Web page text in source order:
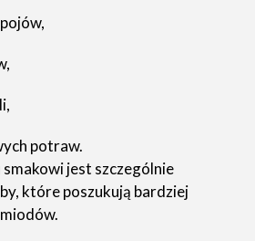
potraw.
jest szczególnie
które poszukują bardziej